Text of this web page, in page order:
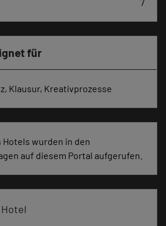
für
Klausur, Kreativprozesse
Hotels wurden in den
auf diesem Portal aufgerufen.